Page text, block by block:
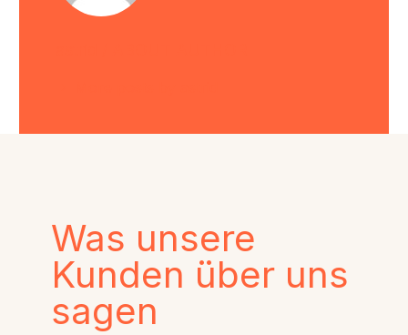
Was unsere
Kunden über uns
sagen